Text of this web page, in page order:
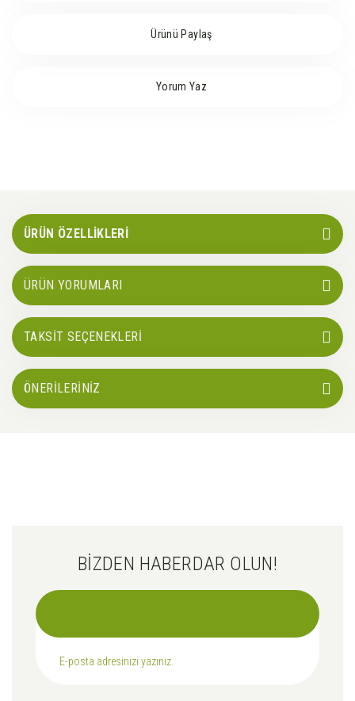
Ürünü Paylaş
Yorum Yaz
ÜRÜN ÖZELLİKLERİ
ÜRÜN YORUMLARI
TAKSİT SEÇENEKLERİ
ÖNERİLERİNİZ
BİZDEN HABERDAR OLUN!